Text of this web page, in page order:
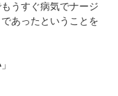
うすぐ病気でナージ
あったということを
」